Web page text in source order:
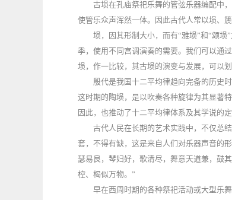
古埙在孔庙祭祀乐舞的管弦乐器编配中
使管乐众声浑然一体。因此古代人常以埙、篪
埙，因其形制大小，而有“雅埙”和“颂
季，使用不同宫调演奏的需要。我们可以通
埙，作一比较，其古埙的演变与发展，可以
殷代是我国十二平均律趋向完备的历史
这时期的陶埙，是以吹奏各种旋律为其显著
因此，也推动了十二平均律体系及其学说的
古代人民在长期的艺术实践中，不仅总
套，不得有缺，这是来自人们对乐器声音的
瑟易良，琴妇好，歌清尽，舞意天道兼，鼓
椌、楬似万物。”
早在西周时期的各种祭祀活动或大型乐